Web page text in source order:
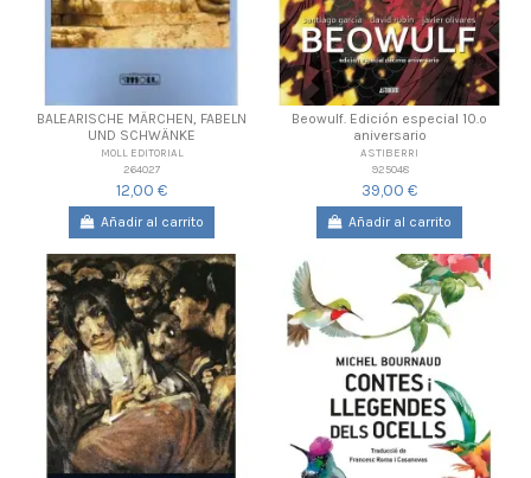
BALEARISCHE MÄRCHEN, FABELN
UND SCHWÄNKE
MOLL EDITORIAL
264027
12,00 €
Añadir al carrito
Beowulf. Edición especial 10.º
aniversario
ASTIBERRI
925048
39,00 €
Añadir al carrito